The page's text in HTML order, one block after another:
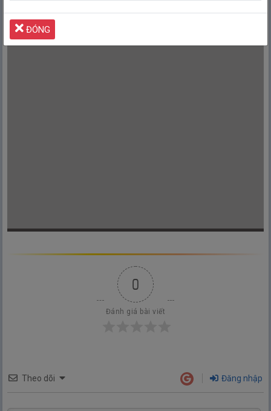
Quảng cáo giúp
Xin lỗi vì đã làm phiền mọi người!
0
Đánh giá bài viết
Theo dõi Đăng nhập
ĐÓNG